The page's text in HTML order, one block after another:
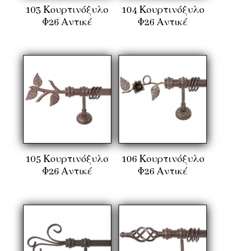
103 Κουρτινόξυλο
Φ26 Αντικέ
104 Κουρτινόξυλο
Φ26 Αντικέ
105 Κουρτινόξυλο
Φ26 Αντικέ
106 Κουρτινόξυλο
Φ26 Αντικέ